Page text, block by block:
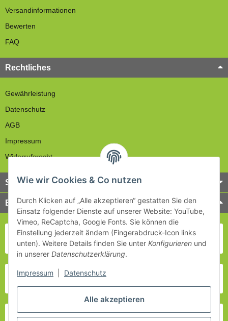
Versandinformationen
Bewerten
FAQ
Rechtliches
Gewährleistung
Datenschutz
AGB
Impressum
Widerrufsrecht
Service
Bezahlung & Versand
Alle akzeptieren
Wie wir Cookies & Co nutzen
Durch Klicken auf „Alle akzeptieren“ gestatten Sie den
Einsatz folgender Dienste auf unserer Website: YouTube,
Vimeo, ReCaptcha, Google Fonts. Sie können die
Einstellung jederzeit ändern (Fingerabdruck-Icon links
unten). Weitere Details finden Sie unter Konfigurieren und
in unserer Datenschutzerklärung.
Impressum Datenschutz